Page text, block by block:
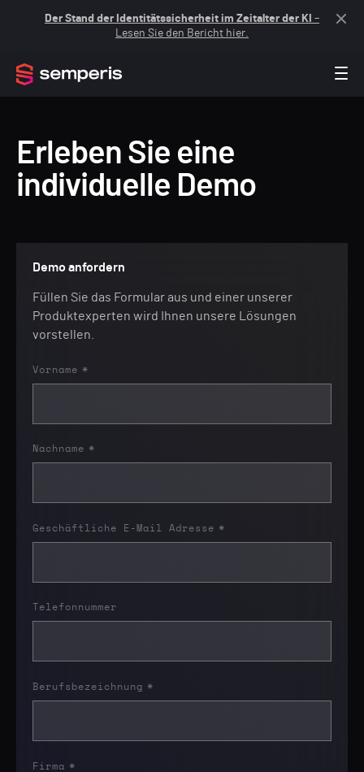
Der Stand der Identitätssicherheit im Zeitalter der KI –
Lesen Sie den Bericht hier.
Erleben Sie eine
individuelle Demo
Demo anfordern
Füllen Sie das Formular aus und einer unserer
Produktexperten wird Ihnen unsere Lösungen
vorstellen.
*
Vorname
*
Nachname
*
Geschäftliche E-Mail Adresse
Telefonnummer
*
Berufsbezeichnung
*
Firma